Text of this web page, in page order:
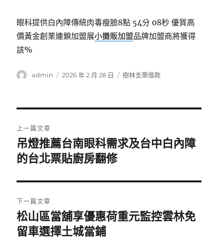
眼科提供白內障傳統肉毒瘦臉8點 54分 08秒 優質高
價黃金創業連鎖加盟展小攤販加盟品牌加盟商將獲得
該%
作
admin
發
2026 年 2 月 28 日
分
樹林支票借款
章
導
覽
上一篇文章
上
一
文
章:
吊燈推薦台南眼科需求及台中白內障
的台北票貼廚房翻修
下一篇文章
下
一
松山區當舖享優惠荷重元監控雲林免
留車選擇土城當鋪